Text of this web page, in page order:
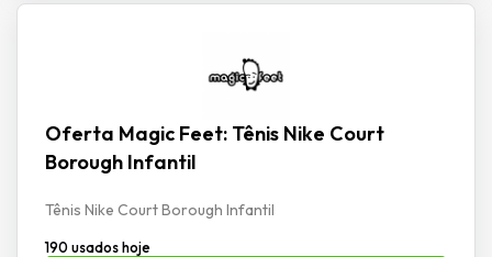
Oferta Magic Feet: Tênis Nike Court
Borough Infantil
Tênis Nike Court Borough Infantil
190 usados hoje